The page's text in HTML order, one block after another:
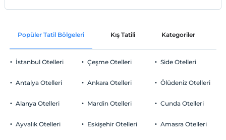
Popüler Tatil Bölgeleri Kış Tatili Kategoriler
İstanbul Otelleri
Antalya Otelleri
Alanya Otelleri
Ayvalık Otelleri
Çeşme Otelleri
Ankara Otelleri
Mardin Otelleri
Eskişehir Otelleri
Side Otelleri
Ölüdeniz Otelleri
Cunda Otelleri
Amasra Otelleri